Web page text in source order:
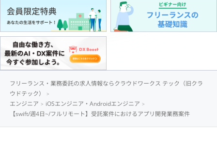
フリーランス・業務委託の求人情報ならクラウドワークス テック（旧クラ
ウドテック）
エンジニア
iOSエンジニア・Androidエンジニア
【swift/週4日~/フルリモート】受託案件におけるアプリ開発業務案件